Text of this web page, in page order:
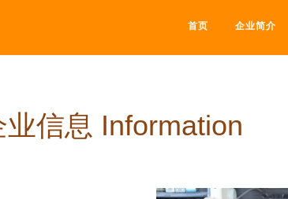
首页 企业简介
业信息 Information